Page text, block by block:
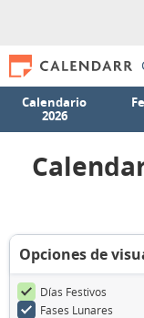
Calendario
2026
Opciones de
Días Festivos
Fases Lunares